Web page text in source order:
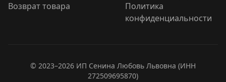
Возврат товара
Политика
конфиденциальности
© 2023–2026 ИП Сенина Любовь Львовна (ИНН
272509695870)